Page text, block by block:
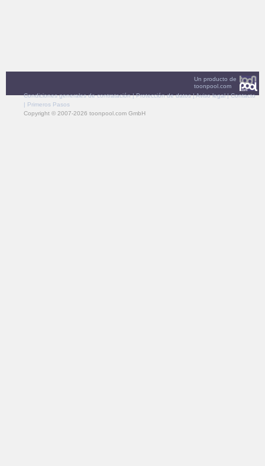
Un producto de
toonpool.com
Condiciones generales de contratación|Protección de datos|Aviso legal|Contacto
| Primeros Pasos
Copyright © 2007-2026 toonpool.com GmbH